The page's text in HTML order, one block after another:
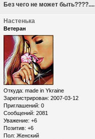
Без чего не может быть????....
Настенька
Ветеран
Откуда: made in Ykraine
Зарегистрирован: 2007-03-12
Приглашений: 0
Сообщений: 2081
Уважение: +6
Позитив: +6
Пол: Женский